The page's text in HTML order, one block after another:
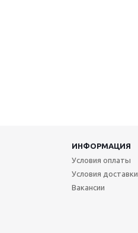
ИНФОРМАЦИЯ
Условия оплаты
Условия доставки
Вакансии